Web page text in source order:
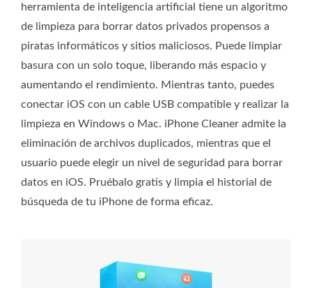
herramienta de inteligencia artificial tiene un algoritmo
de limpieza para borrar datos privados propensos a
piratas informáticos y sitios maliciosos. Puede limpiar
basura con un solo toque, liberando más espacio y
aumentando el rendimiento. Mientras tanto, puedes
conectar iOS con un cable USB compatible y realizar la
limpieza en Windows o Mac. iPhone Cleaner admite la
eliminación de archivos duplicados, mientras que el
usuario puede elegir un nivel de seguridad para borrar
datos en iOS. Pruébalo gratis y limpia el historial de
búsqueda de tu iPhone de forma eficaz.